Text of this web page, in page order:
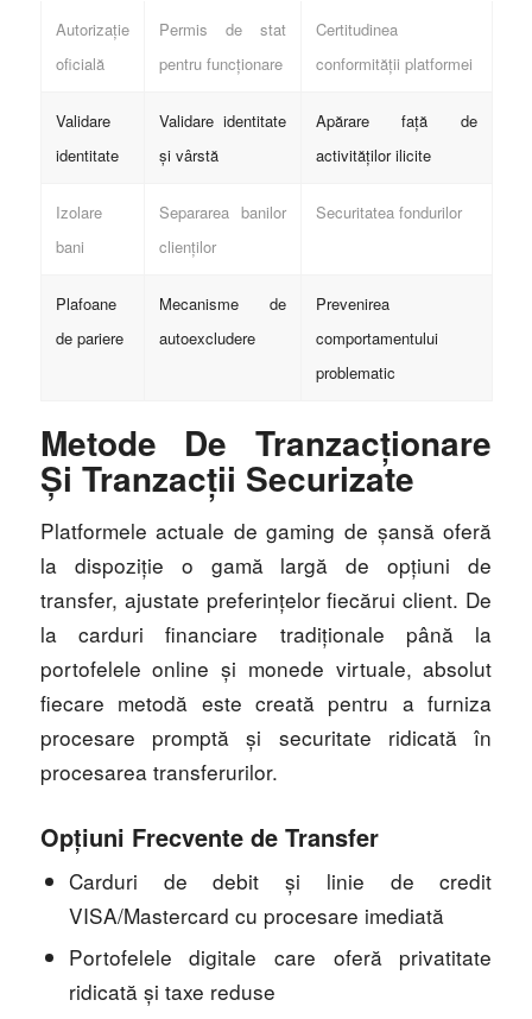
Autorizație
oficială
Permis de stat
pentru funcționare
Certitudinea
conformității platformei
Validare
identitate
Validare identitate
și vârstă
Apărare față de
activităților ilicite
Izolare
bani
Separarea banilor
clienților
Securitatea fondurilor
Plafoane
de pariere
Mecanisme de
autoexcludere
Prevenirea
comportamentului
problematic
Metode De Tranzacționare
Și Tranzacții Securizate
Platformele actuale de gaming de șansă oferă
la dispoziție o gamă largă de opțiuni de
transfer, ajustate preferințelor fiecărui client. De
la carduri financiare tradiționale până la
portofelele online și monede virtuale, absolut
fiecare metodă este creată pentru a furniza
procesare promptă și securitate ridicată în
procesarea transferurilor.
Opțiuni Frecvente de Transfer
Carduri de debit și linie de credit
VISA/Mastercard cu procesare imediată
Portofelele digitale care oferă privatitate
ridicată și taxe reduse